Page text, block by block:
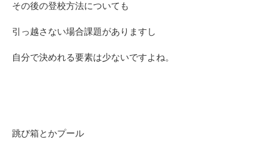
その後の登校方法についても
引っ越さない場合課題がありますし
自分で決めれる要素は少ないですよね。
跳び箱とかプール